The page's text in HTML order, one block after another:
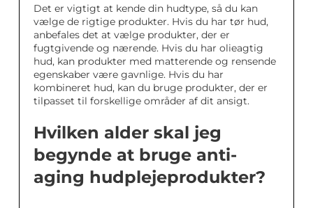
Det er vigtigt at kende din hudtype, så du kan
vælge de rigtige produkter. Hvis du har tør hud,
anbefales det at vælge produkter, der er
fugtgivende og nærende. Hvis du har olieagtig
hud, kan produkter med matterende og rensende
egenskaber være gavnlige. Hvis du har
kombineret hud, kan du bruge produkter, der er
tilpasset til forskellige områder af dit ansigt.
Hvilken alder skal jeg
begynde at bruge anti-
aging hudplejeprodukter?